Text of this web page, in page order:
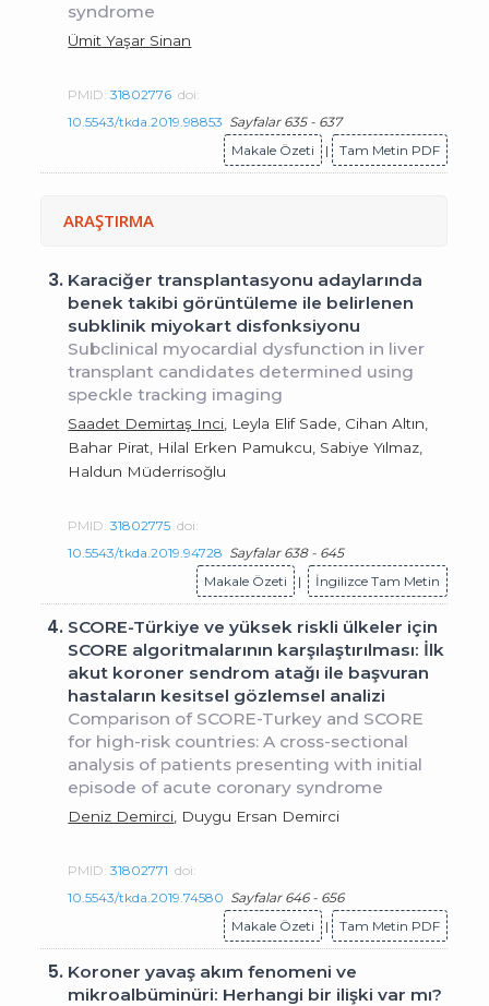
syndrome
Ümit Yaşar Sinan
PMID:31802776 doi:
10.5543/tkda.2019.98853 Sayfalar 635 - 637
Makale Özeti
| Tam Metin PDF
ARAŞTIRMA
3. Karaciğer transplantasyonu adaylarında
benek takibi görüntüleme ile belirlenen
subklinik miyokart disfonksiyonu
Subclinical myocardial dysfunction in liver
transplant candidates determined using
speckle tracking imaging
Saadet Demirtaş Inci , Leyla Elif Sade, Cihan Altın,
Bahar Pirat, Hilal Erken Pamukcu, Sabiye Yılmaz,
Haldun Müderrisoğlu
PMID:31802775 doi:
10.5543/tkda.2019.94728 Sayfalar 638 - 645
Makale Özeti
| İngilizce Tam Metin
4. SCORE-Türkiye ve yüksek riskli ülkeler için
SCORE algoritmalarının karşılaştırılması: İlk
akut koroner sendrom atağı ile başvuran
hastaların kesitsel gözlemsel analizi
Comparison of SCORE-Turkey and SCORE
for high-risk countries: A cross-sectional
analysis of patients presenting with initial
episode of acute coronary syndrome
Deniz Demirci , Duygu Ersan Demirci
PMID:31802771 doi:
10.5543/tkda.2019.74580 Sayfalar 646 - 656
Makale Özeti
| Tam Metin PDF
5. Koroner yavaş akım fenomeni ve
mikroalbüminüri: Herhangi bir ilişki var mı?